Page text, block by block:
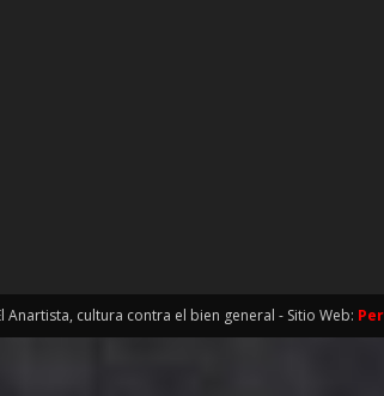
Anartista, cultura contra el bien general - Sitio Web: